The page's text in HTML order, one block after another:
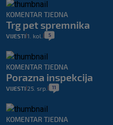
KOMENTAR TJEDNA
Trg pet spremnika
VIJESTI 1. kol. 5
KOMENTAR TJEDNA
Porazna inspekcija
VIJESTI 25. srp. 11
KOMENTAR TJEDNA